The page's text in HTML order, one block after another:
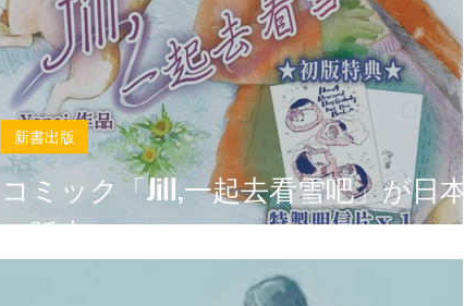
コミック「Jill,一起去看雪吧」が日本
に販売
新書出版